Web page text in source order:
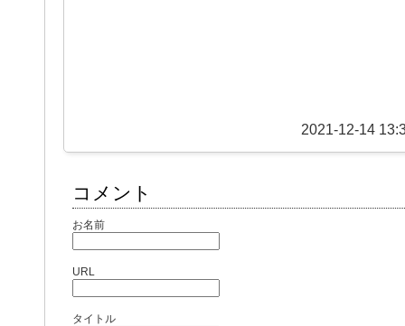
2021-12-14
コメント
お名前
URL
タイトル